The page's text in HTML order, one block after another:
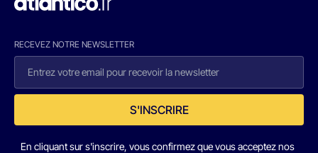
RECEVEZ NOTRE NEWSLETTER
S'INSCRIRE
En cliquant sur s'inscrire, vous confirmez que vous acceptez nos